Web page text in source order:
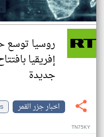
روسيا توسع
جديدة
اخبار جزر القمر
TN75KY